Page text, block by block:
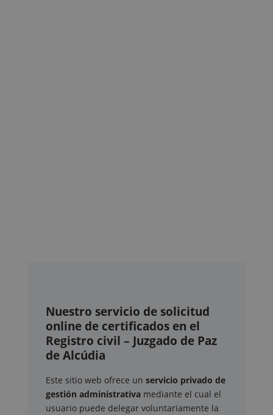
Nuestro servicio de solicitud
online de certificados en el
Registro civil – Juzgado de Paz
de Alcúdia
Este sitio web ofrece un servicio privado de
gestión administrativa mediante el cual el
usuario puede delegar voluntariamente la